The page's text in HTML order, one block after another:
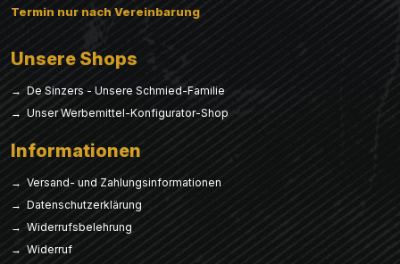
Termin nur nach Vereinbarung
Unsere Shops
→ De Sinzers - Unsere Schmied-Familie
→ Unser Werbemittel-Konfigurator-Shop
Informationen
→ Versand- und Zahlungsinformationen
→ Datenschutzerklärung
→ Widerrufsbelehrung
→ Widerruf